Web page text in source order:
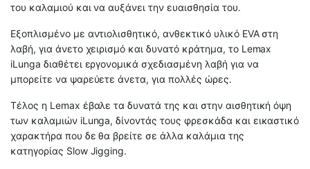
του καλαμιού και να αυξάνει την ευαισθησία του.
Εξοπλισμένο με αντιολισθητικό, ανθεκτικό υλικό EVA στη
λαβή, για άνετο χειρισμό και δυνατό κράτημα, το Lemax
iLunga διαθέτει εργονομικά σχεδιασμένη λαβή για να
μπορείτε να ψαρεύετε άνετα, για πολλές ώρες.
Τέλος η Lemax έβαλε τα δυνατά της και στην αισθητική όψη
των καλαμιών iLunga, δίνοντάς τους φρεσκάδα και εικαστικό
χαρακτήρα που δε θα βρείτε σε άλλα καλάμια της
κατηγορίας Slow Jigging.